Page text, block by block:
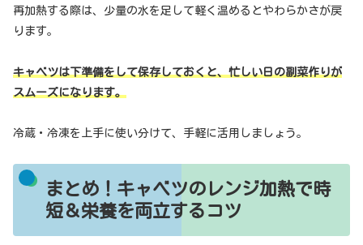
再加熱する際は、少量の水を足して軽く温めるとやわらかさが戻
ります。
キャベツは下準備をして保存しておくと、忙しい日の副菜作りが
スムーズになります。
冷蔵・冷凍を上手に使い分けて、手軽に活用しましょう。
まとめ！キャベツのレンジ加熱で時
短＆栄養を両立するコツ